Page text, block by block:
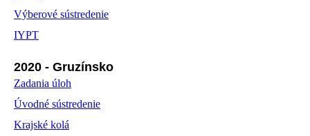
Výberové sústredenie
IYPT
2020 - Gruzínsko
Zadania úloh
Úvodné sústredenie
Krajské kolá